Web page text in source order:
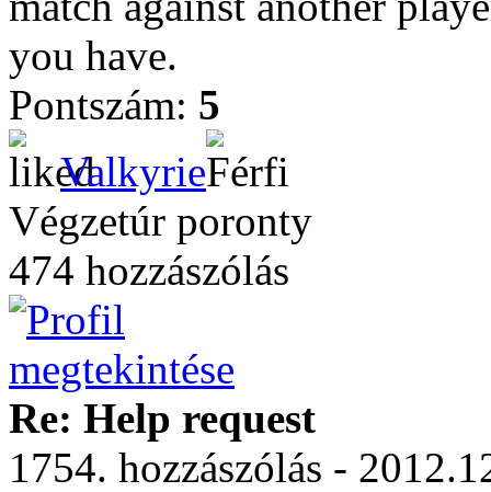
you have.
Pontszám: 5
Valkyrie
Végzetúr poronty
474 hozzászólás
Re: Help request
1754. hozzászólás -